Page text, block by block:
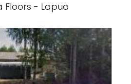
Floors - Lapua